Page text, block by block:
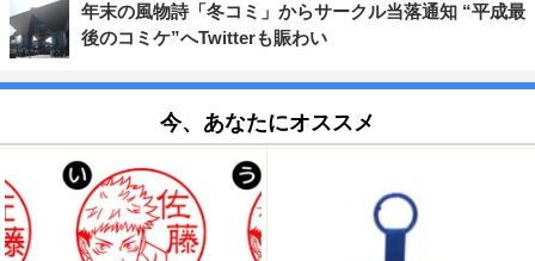
年末の風物詩「冬コミ」からサークル当落通知 “平成最
後のコミケ”へTwitterも賑わい
今、あなたにオススメ